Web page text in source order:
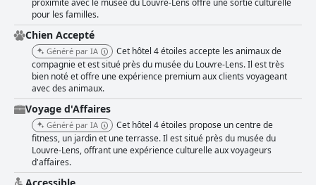
spécialités locales et des produits de haute qualité, des pâtisseries aux
œufs en passant par les confitures faites maison et une variété de thés.
Bien que quelques problèmes mineurs aient été notés, le sentiment
général souligne que le petit-déjeuner est un moment agréable du séjour.
Le restaurant sur place "Le Galibot" est généralement bien accueilli, avec
des éloges pour les plats savoureux et visuellement attrayants, servis
dans une ambiance agréable. Un service amical contribue à l'expérience
culinaire positive, bien que certains clients notent un manque de
personnel occasionnel et un menu limité. Améliorer ces aspects pourrait
élever l'expérience culinaire pour mieux correspondre aux standards
quatre étoiles de l'hôtel. Les chambres, bien que parfois décrites comme
petites ou compactes, sont appréciées pour leur décoration moderne et
élégante et leurs équipements tels que la climatisation et les rideaux
occultants. La propreté est un atout majeur, les clients soulignant
constamment l'entretien impeccable des chambres et des parties
proximité avec le musée du Louvre-Lens offre une sortie culturelle
pour les familles.
Chien Accepté
Généré par IA
Cet hôtel 4 étoiles accepte les animaux de
compagnie et est situé près du musée du Louvre-Lens. Il est très
bien noté et offre une expérience premium aux clients voyageant
avec des animaux.
Voyage d'Affaires
Généré par IA
Cet hôtel 4 étoiles propose un centre de
fitness, un jardin et une terrasse. Il est situé près du musée du
Louvre-Lens, offrant une expérience culturelle aux voyageurs
d'affaires.